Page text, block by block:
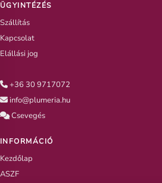
ÜGYINTÉZÉS
Szállítás
Kapcsolat
Elállási jog
+36 30 9717072
info@plumeria.hu
Csevegés
INFORMÁCIÓ
Kezdőlap
ASZF